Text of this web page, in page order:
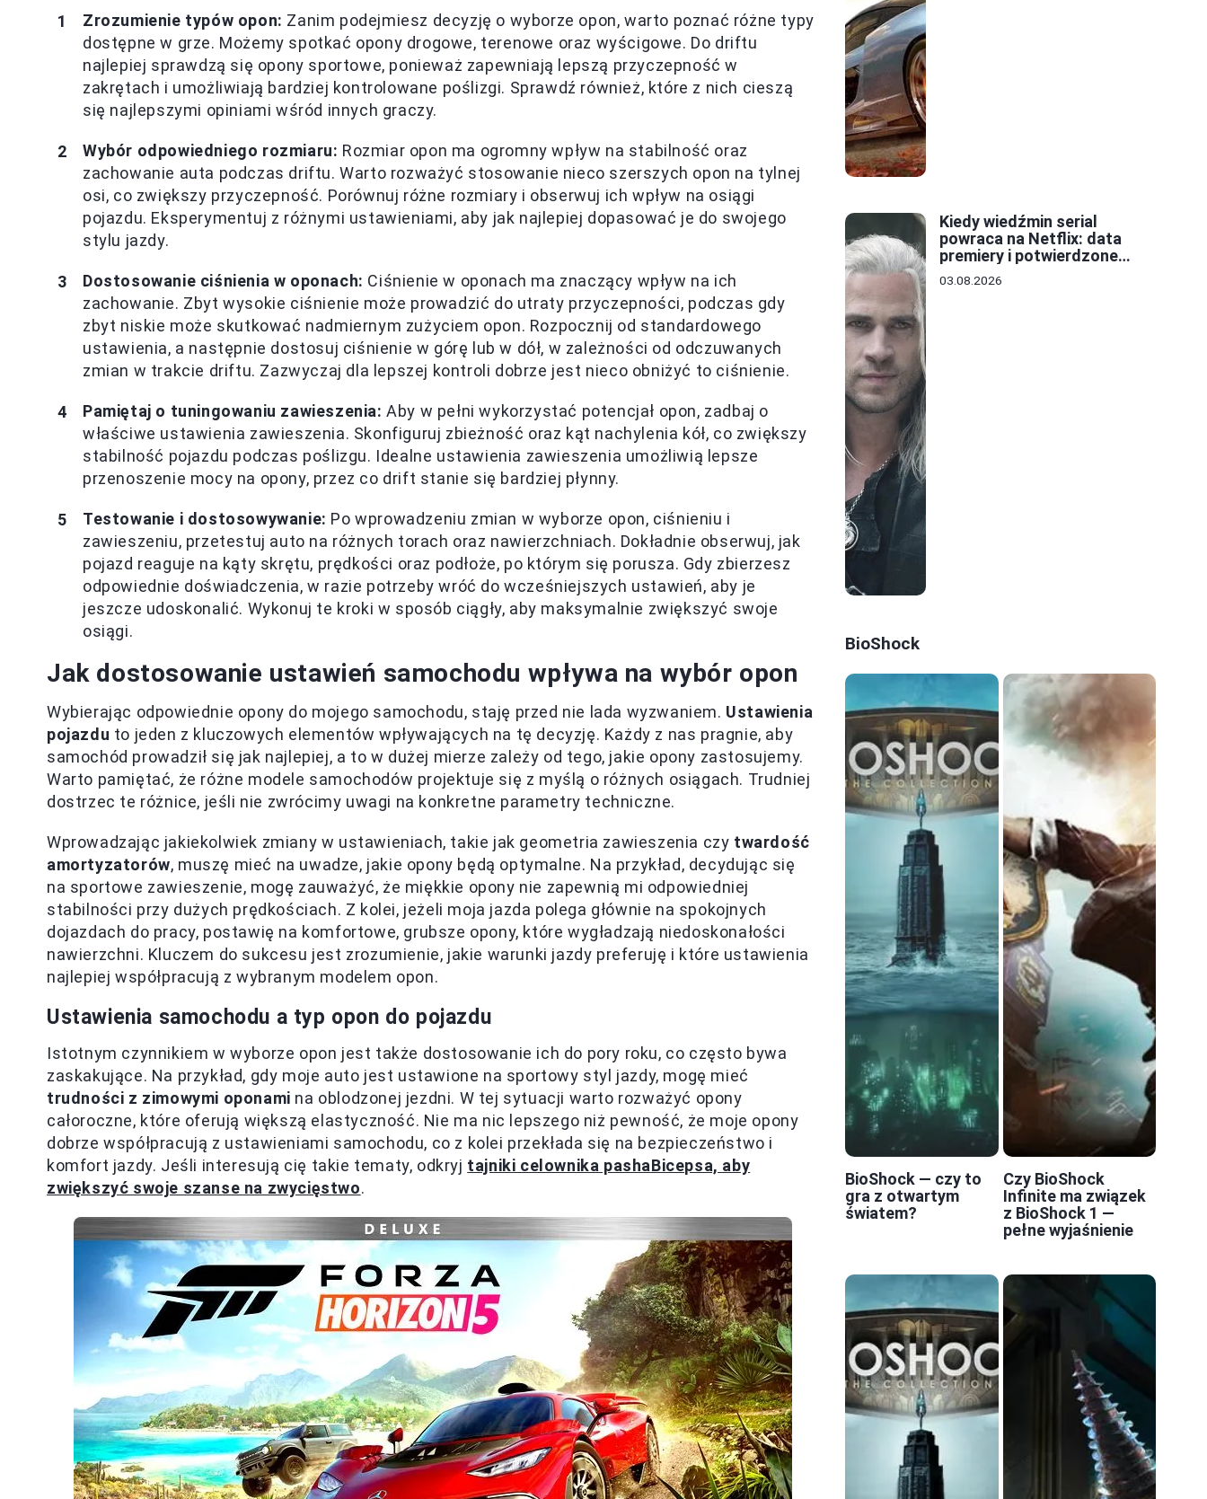
Zrozumienie typów opon: Zanim podejmiesz decyzję o wyborze opon, warto poznać różne typy
dostępne w grze. Możemy spotkać opony drogowe, terenowe oraz wyścigowe. Do driftu
najlepiej sprawdzą się opony sportowe, ponieważ zapewniają lepszą przyczepność w
zakrętach i umożliwiają bardziej kontrolowane poślizgi. Sprawdź również, które z nich cieszą
się najlepszymi opiniami wśród innych graczy.
Wybór odpowiedniego rozmiaru: Rozmiar opon ma ogromny wpływ na stabilność oraz
zachowanie auta podczas driftu. Warto rozważyć stosowanie nieco szerszych opon na tylnej
osi, co zwiększy przyczepność. Porównuj różne rozmiary i obserwuj ich wpływ na osiągi
pojazdu. Eksperymentuj z różnymi ustawieniami, aby jak najlepiej dopasować je do swojego
stylu jazdy.
Dostosowanie ciśnienia w oponach: Ciśnienie w oponach ma znaczący wpływ na ich
zachowanie. Zbyt wysokie ciśnienie może prowadzić do utraty przyczepności, podczas gdy
zbyt niskie może skutkować nadmiernym zużyciem opon. Rozpocznij od standardowego
ustawienia, a następnie dostosuj ciśnienie w górę lub w dół, w zależności od odczuwanych
zmian w trakcie driftu. Zazwyczaj dla lepszej kontroli dobrze jest nieco obniżyć to ciśnienie.
Pamiętaj o tuningowaniu zawieszenia: Aby w pełni wykorzystać potencjał opon, zadbaj o
właściwe ustawienia zawieszenia. Skonfiguruj zbieżność oraz kąt nachylenia kół, co zwiększy
stabilność pojazdu podczas poślizgu. Idealne ustawienia zawieszenia umożliwią lepsze
przenoszenie mocy na opony, przez co drift stanie się bardziej płynny.
Testowanie i dostosowywanie: Po wprowadzeniu zmian w wyborze opon, ciśnieniu i
zawieszeniu, przetestuj auto na różnych torach oraz nawierzchniach. Dokładnie obserwuj, jak
pojazd reaguje na kąty skrętu, prędkości oraz podłoże, po którym się porusza. Gdy zbierzesz
odpowiednie doświadczenia, w razie potrzeby wróć do wcześniejszych ustawień, aby je
jeszcze udoskonalić. Wykonuj te kroki w sposób ciągły, aby maksymalnie zwiększyć swoje
osiągi.
Jak dostosowanie ustawień samochodu wpływa na wybór opon
Wybierając odpowiednie opony do mojego samochodu, staję przed nie lada wyzwaniem. Ustawienia
pojazdu to jeden z kluczowych elementów wpływających na tę decyzję. Każdy z nas pragnie, aby
samochód prowadził się jak najlepiej, a to w dużej mierze zależy od tego, jakie opony zastosujemy.
Warto pamiętać, że różne modele samochodów projektuje się z myślą o różnych osiągach. Trudniej
dostrzec te różnice, jeśli nie zwrócimy uwagi na konkretne parametry techniczne.
Wprowadzając jakiekolwiek zmiany w ustawieniach, takie jak geometria zawieszenia czy twardość
amortyzatorów, muszę mieć na uwadze, jakie opony będą optymalne. Na przykład, decydując się
na sportowe zawieszenie, mogę zauważyć, że miękkie opony nie zapewnią mi odpowiedniej
stabilności przy dużych prędkościach. Z kolei, jeżeli moja jazda polega głównie na spokojnych
dojazdach do pracy, postawię na komfortowe, grubsze opony, które wygładzają niedoskonałości
nawierzchni. Kluczem do sukcesu jest zrozumienie, jakie warunki jazdy preferuję i które ustawienia
najlepiej współpracują z wybranym modelem opon.
Ustawienia samochodu a typ opon do pojazdu
Istotnym czynnikiem w wyborze opon jest także dostosowanie ich do pory roku, co często bywa
zaskakujące. Na przykład, gdy moje auto jest ustawione na sportowy styl jazdy, mogę mieć
trudności z zimowymi oponami na oblodzonej jezdni. W tej sytuacji warto rozważyć opony
całoroczne, które oferują większą elastyczność. Nie ma nic lepszego niż pewność, że moje opony
dobrze współpracują z ustawieniami samochodu, co z kolei przekłada się na bezpieczeństwo i
komfort jazdy. Jeśli interesują cię takie tematy, odkryj tajniki celownika pashaBicepsa, aby
zwiększyć swoje szanse na zwycięstwo.
Kiedy wiedźmin serial
powraca na Netflix: data
premiery i potwierdzone
szczegóły
03.08.2026
BioShock
BioShock — czy to
gra z otwartym
światem?
Czy BioShock
Infinite ma związek
z BioShock 1 —
pełne wyjaśnienie